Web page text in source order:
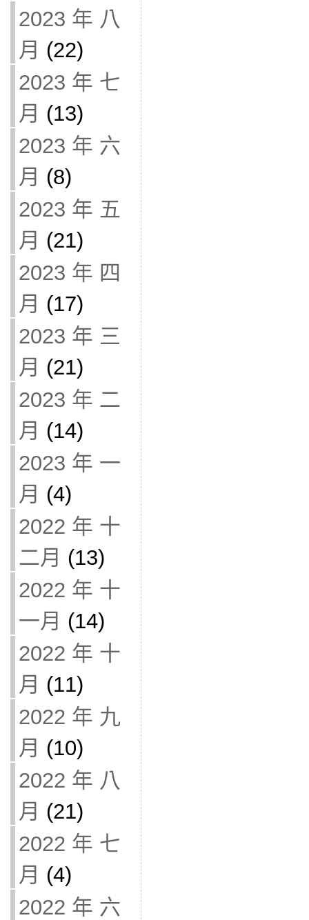
2023 年 八
月 (22)
2023 年 七
月 (13)
2023 年 六
月 (8)
2023 年 五
月 (21)
2023 年 四
月 (17)
2023 年 三
月 (21)
2023 年 二
月 (14)
2023 年 一
月 (4)
2022 年 十
二月 (13)
2022 年 十
一月 (14)
2022 年 十
月 (11)
2022 年 九
月 (10)
2022 年 八
月 (21)
2022 年 七
月 (4)
2022 年 六